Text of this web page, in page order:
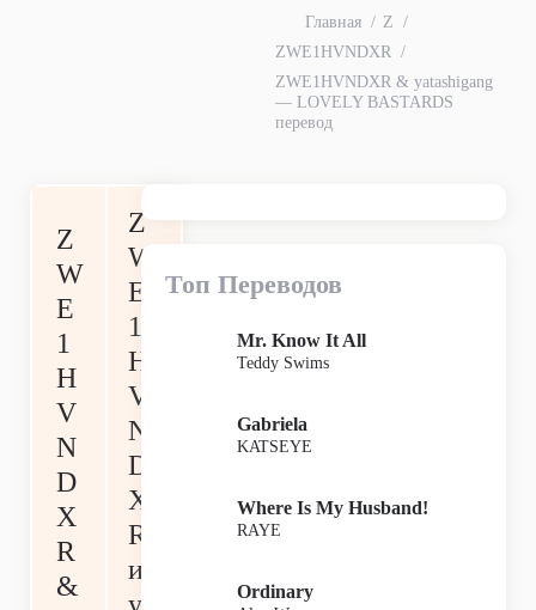
Главная
Z
ZWE1HVNDXR
ZWE1HVNDXR & ‎yatashigang
— LOVELY BASTARDS
перевод
Z
W
E
1
H
V
N
D
X
R
&
Z
W
E
1
H
V
N
D
X
R
и
Топ Переводов
Mr. Know It All
Teddy Swims
Gabriela
KATSEYE
Where Is My Husband!
RAYE
Ordinary